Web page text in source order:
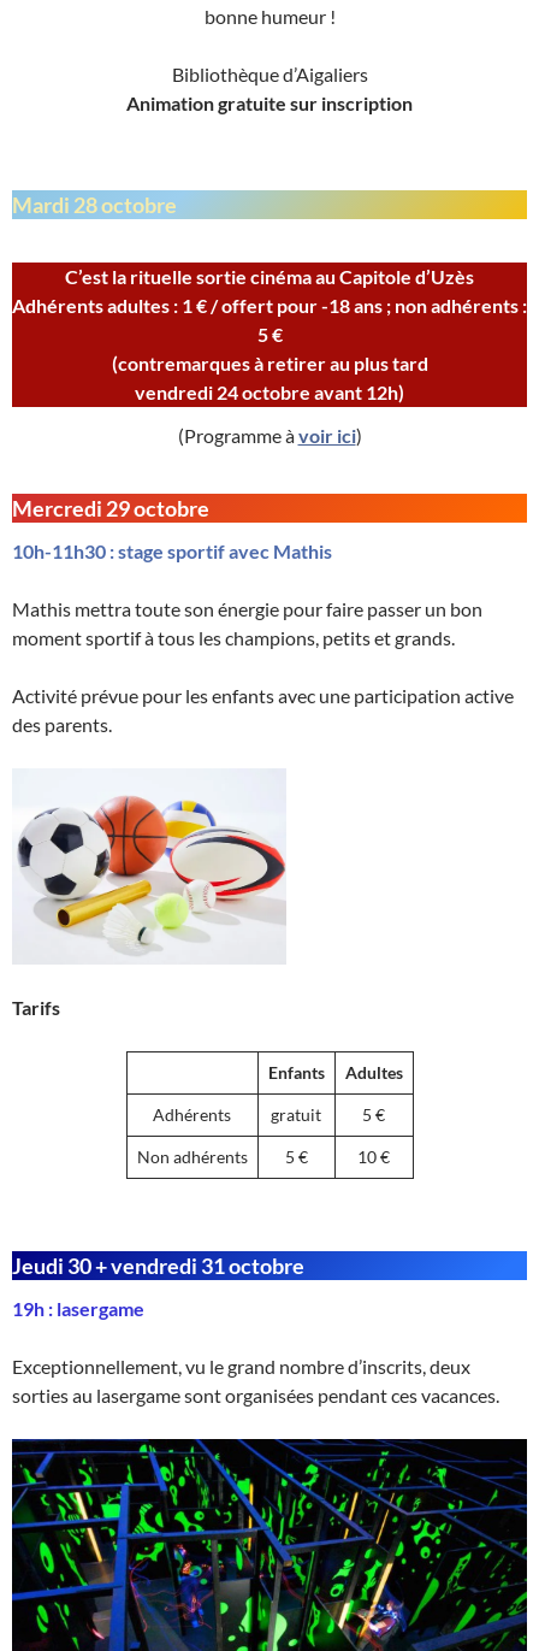
bonne humeur !
Bibliothèque d’Aigaliers
Animation gratuite sur inscription
Mardi 28 octobre
C’est la rituelle sortie cinéma au Capitole d’Uzès
Adhérents adultes : 1 € / offert pour -18 ans ; non adhérents :
5 €
(contremarques à retirer au plus tard
vendredi 24 octobre avant 12h)
(Programme àvoir ici)
Mercredi 29 octobre
10h-11h30 : stage sportif avec Mathis
Mathis mettra toute son énergie pour faire passer un bon
moment sportif à tous les champions, petits et grands.
Activité prévue pour les enfants avec une participation active
des parents.
Tarifs
Enfants Adultes
Adhérents gratuit 5 €
Non adhérents 5 € 10 €
Jeudi 30 + vendredi 31 octobre
19h : lasergame
Exceptionnellement, vu le grand nombre d’inscrits, deux
sorties au lasergame sont organisées pendant ces vacances.